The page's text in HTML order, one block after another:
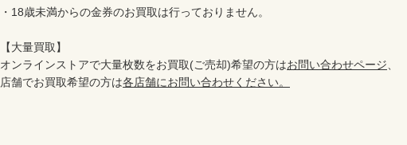
・18歳未満からの金券のお買取は行っておりません。
【大量買取】
オンラインストアで大量枚数をお買取(ご売却)希望の方はお問い合わせページ
店舗でお買取希望の方は各店舗にお問い合わせください。